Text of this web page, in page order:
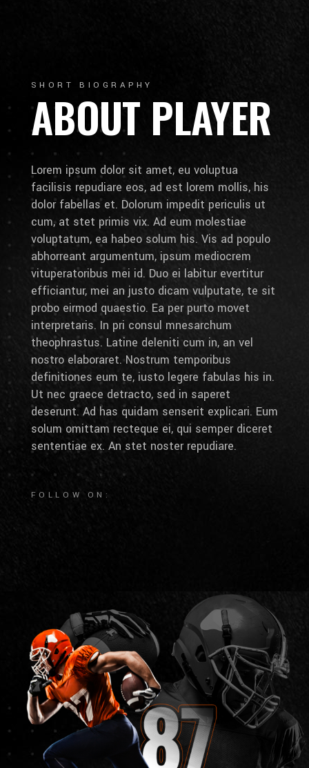
SHORT BIOGRAPHY
ABOUT PLAYER
Lorem ipsum dolor sit amet, eu voluptua
facilisis repudiare eos, ad est lorem mollis, his
dolor fabellas et. Dolorum impedit periculis ut
cum, at stet primis vix. Ad eum molestiae
voluptatum, ea habeo solum his. Vis ad populo
abhorreant argumentum, ipsum mediocrem
vituperatoribus mei id. Duo ei labitur evertitur
efficiantur, mei an justo dicam vulputate, te sit
probo eirmod quaestio. Ea per purto movet
interpretaris. In pri consul mnesarchum
theophrastus. Latine deleniti cum in, an vel
nostro elaboraret. Nostrum temporibus
definitiones eum te, iusto legere fabulas his in.
Ut nec graece detracto, sed in saperet
deserunt. Ad has quidam senserit explicari. Eum
solum omittam recteque ei, qui semper diceret
sententiae ex. An stet noster repudiare.
FOLLOW ON: